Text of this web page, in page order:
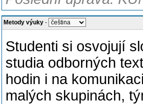
Metody výuky -
Studenti si osvojují
studia odborných
hodin i na
malých skupinách,